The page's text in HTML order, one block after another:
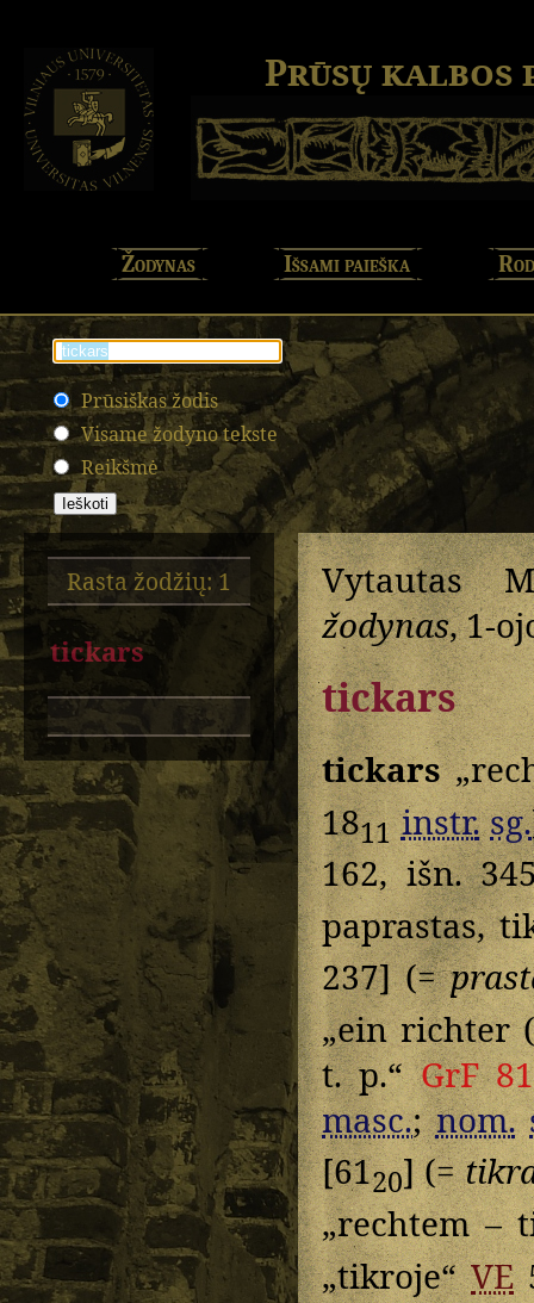
Prūsų kalbos
Žodynas Išsami paieška
Prūsiškas žodis
Visame žodyno tekste
Reikšmė
Rasta žodžių: 1
tickars
Vytautas
žodynas, 1-
tickars
tickars
1811 instr. sg.
162, išn.
paprastas,
237] (=
„ein richter
t. p.“GrF 81
masc.;nom.
[6120] (=
„rechtem –
„tikroje“VE